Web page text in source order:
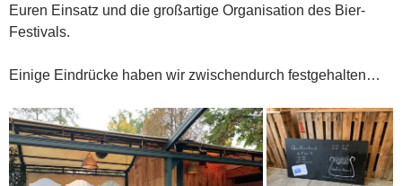
Euren Einsatz und die großartige Organisation des Bier-
Festivals.
Einige Eindrücke haben wir zwischendurch festgehalten…